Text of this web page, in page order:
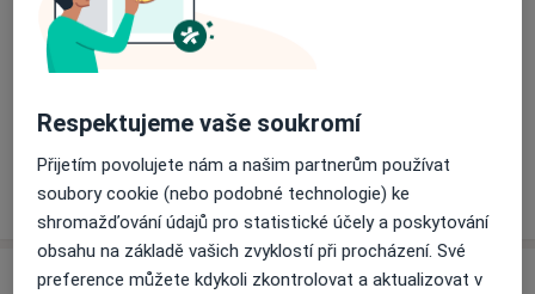
Dostupnost
Na této adrese online kalendář není aktivní
Víceo adrese
Respektujeme vaše soukromí
Přijetím povolujete nám a našim partnerům používat
soubory cookie (nebo podobné technologie) ke
shromažďování údajů pro statistické účely a poskytování
obsahu na základě vašich zvyklostí při procházení. Své
preference můžete kdykoli zkontrolovat a aktualizovat v